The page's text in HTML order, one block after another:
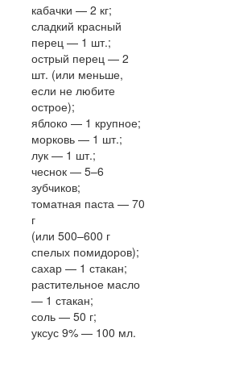
кабачки — 2 кг;
сладкий красный
перец — 1 шт.;
острый перец — 2
шт. (или меньше,
если не любите
острое);
яблоко — 1 крупное;
морковь — 1 шт.;
лук — 1 шт.;
чеснок — 5–6
зубчиков;
томатная паста — 70
г
(или 500–600 г
спелых помидоров);
сахар — 1 стакан;
растительное масло
— 1 стакан;
соль — 50 г;
уксус 9% — 100 мл.